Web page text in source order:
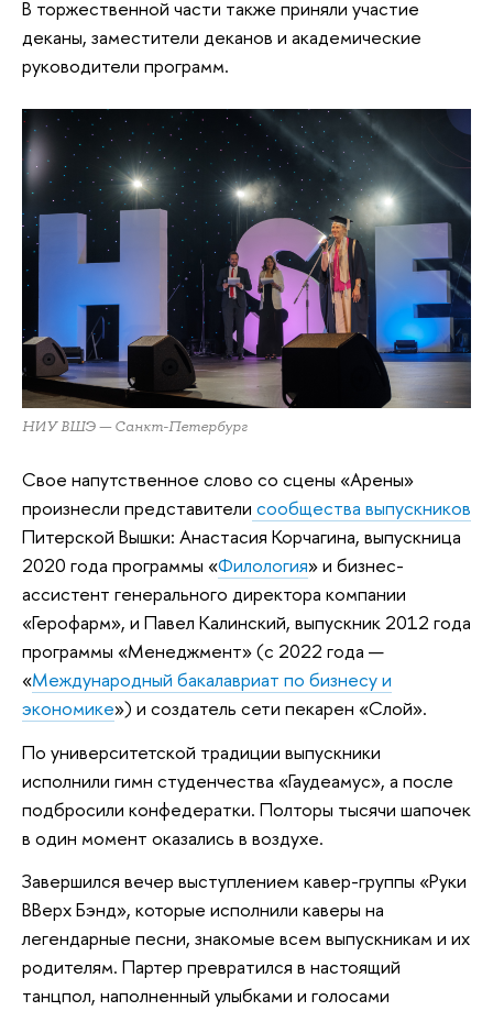
В торжественной части также приняли участие
деканы, заместители деканов и академические
руководители программ.
НИУ ВШЭ — Санкт-Петербург
Свое напутственное слово со сцены «Арены»
произнесли представители сообщества выпускников
Питерской Вышки: Анастасия Корчагина, выпускница
2020 года программы «Филология» и бизнес-
ассистент генерального директора компании
«Герофарм», и Павел Калинский, выпускник 2012 года
программы «Менеджмент» (с 2022 года —
«Международный бакалавриат по бизнесу и
экономике») и создатель сети пекарен «Слой».
По университетской традиции выпускники
исполнили гимн студенчества «Гаудеамус», а после
подбросили конфедератки. Полторы тысячи шапочек
в один момент оказались в воздухе.
Завершился вечер выступлением кавер-группы «Руки
ВВерх Бэнд», которые исполнили каверы на
легендарные песни, знакомые всем выпускникам и их
родителям. Партер превратился в настоящий
танцпол, наполненный улыбками и голосами